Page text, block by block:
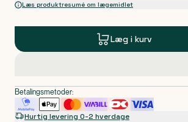
Læs produktresumé om lægemidlet
Læg i kurv
Betalingsmetoder:
Hurtig levering 0-2 hverdage